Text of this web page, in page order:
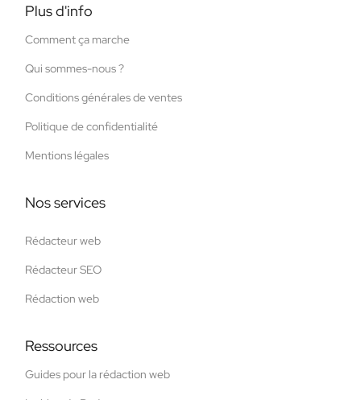
Plus d'info
Comment ça marche
Qui sommes-nous ?
Conditions générales de ventes
Politique de confidentialité
Mentions légales
Nos services
Rédacteur web
Rédacteur SEO
Rédaction web
Ressources
Guides pour la rédaction web